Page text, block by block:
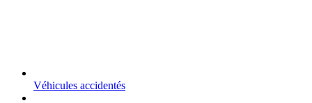
Véhicules accidentés